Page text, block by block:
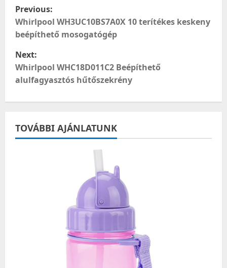
P
o
s
t
v
Previous:
Whirlpool WH3UC10BS7A0X 10 terítékes keskeny
beépíthető mosogatógép
Next:
Whirlpool WHC18D011C2 Beépíthető
alulfagyasztós hűtőszekrény
TOVÁBBI AJÁNLATUNK